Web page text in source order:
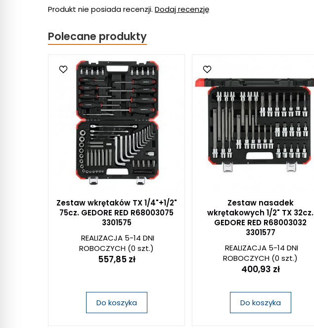
Produkt nie posiada recenzji. Dodaj recenzję
Polecane produkty
Zestaw wkrętaków TX 1/4"+1/2"
75cz. GEDORE RED R68003075
3301575
REALIZACJA 5-14 DNI
ROBOCZYCH (0 szt.)
557,85 zł
Do koszyka
Zestaw nasadek
wkrętakowych 1/2" TX 32cz.
GEDORE RED R68003032
3301577
REALIZACJA 5-14 DNI
ROBOCZYCH (0 szt.)
400,93 zł
Do koszyka